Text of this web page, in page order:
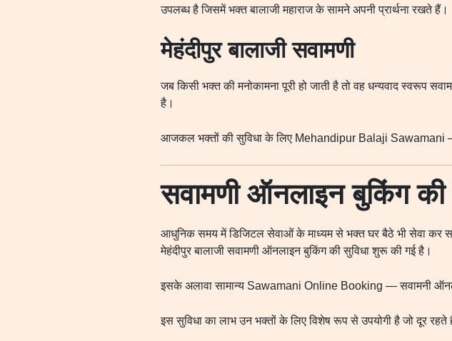
उपलब्ध है जिसमें भक्त बालाजी महाराज के सामने अपनी प्रार्थना रखते हैं।
मेहंदीपुर बालाजी सवामणी
जब किसी भक्त की मनोकामना पूरी हो जाती है तो वह धन्यवाद स्वरूप
है।
आजकल भक्तों की सुविधा के लिए Mehandipur Balaji Sawamani —
सवामणी ऑनलाइन बुकिंग की
आधुनिक समय में डिजिटल सेवाओं के माध्यम से भक्त घर बैठे भी सेवा
मेहंदीपुर बालाजी सवामणी ऑनलाइन बुकिंग की सुविधा शुरू की गई है।
इसके अलावा सामान्य Sawamani Online Booking — सवामनी
इस सुविधा का लाभ उन भक्तों के लिए विशेष रूप से उपयोगी है जो दूर